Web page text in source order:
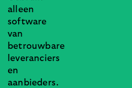
alleen
software
van
betrouwbare
leveranciers
en
aanbieders.